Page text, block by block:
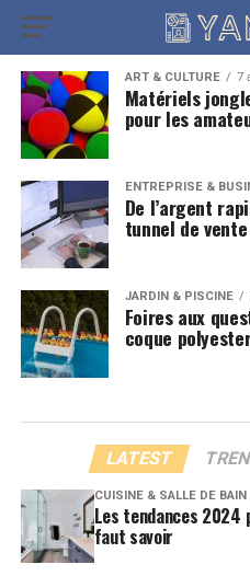
ART & CULTURE 7
Matériels
pour les
ENTREPRISE &
De l’argent
tunnel de
JARDIN & PISCINE
Foires aux
coque
LATEST
CUISINE & SALLE DE BAIN
Les tendances 2024
faut savoir